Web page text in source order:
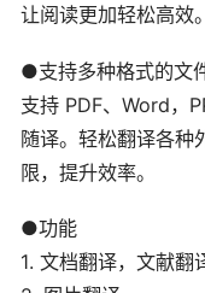
让阅读更加轻松高效。
●支持多种格式的文
支持 PDF、Word，
随译。轻松翻译各种
限，提升效率。
●功能
1. 文档翻译，文献